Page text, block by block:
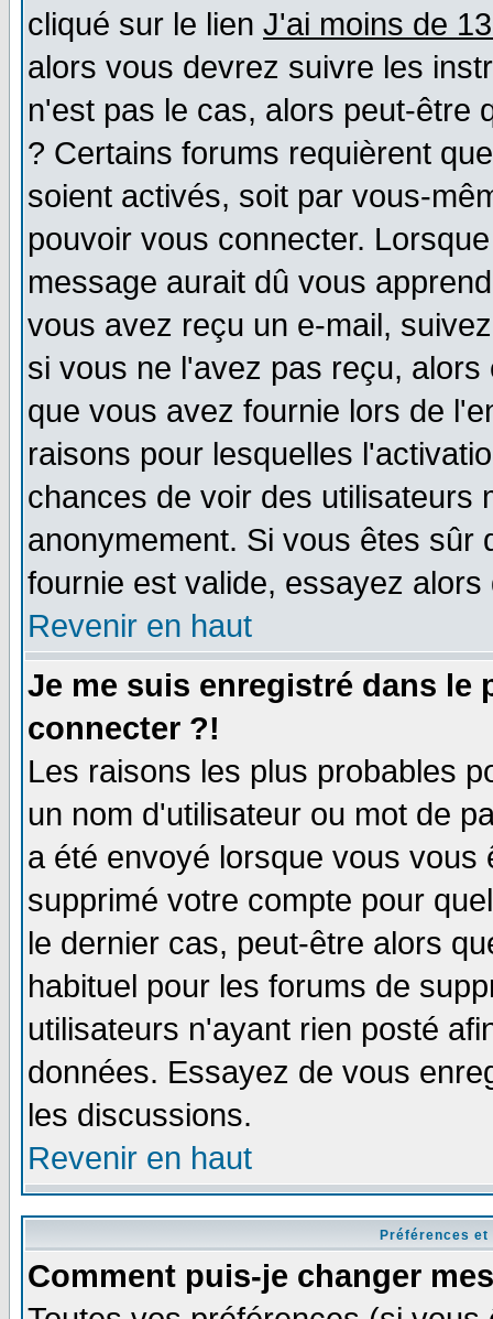
cliqué sur le lien J'ai moins de
alors vous devrez suivre les
n'est pas le cas, alors peut-être
? Certains forums requièrent
soient activés, soit par vous-
pouvoir vous connecter.
message aurait dû vous
vous avez reçu un e-mail,
si vous ne l'avez pas reçu,
que vous avez fournie lors de
raisons pour lesquelles
chances de voir des utilisateurs
anonymement. Si vous êtes sûr
fournie est valide, essayez
Revenir en haut
Je me suis enregistré dans le
connecter ?!
Les raisons les plus probables
un nom d'utilisateur ou mot de
a été envoyé lorsque vous
supprimé votre compte pour
le dernier cas, peut-être alors
habituel pour les forums de
utilisateurs n'ayant rien posté
données. Essayez de vous
les discussions.
Revenir en haut
Préférences
Comment puis-je changer